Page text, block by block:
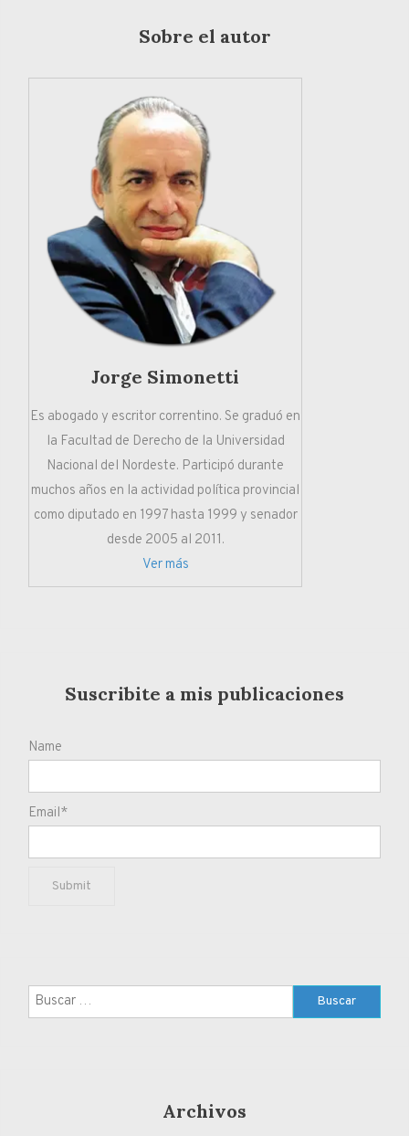
Sobre el autor
Jorge Simonetti
Es abogado y escritor correntino. Se graduó en
la Facultad de Derecho de la Universidad
Nacional del Nordeste. Participó durante
muchos años en la actividad política provincial
como diputado en 1997 hasta 1999 y senador
desde 2005 al 2011.
Ver más
Suscribite a mis publicaciones
Name
Email*
Buscar:
Archivos